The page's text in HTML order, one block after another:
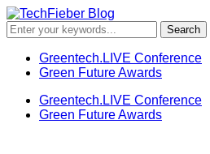
Greentech.LIVE Conference
Green Future Awards
Greentech.LIVE Conference
Green Future Awards